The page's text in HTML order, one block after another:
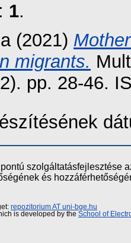
1.
(2021)
migrants.
pp. 28-46.
szolgáltatásfejlesztése
és
repozitorium AT uni-bge.hu
is developed by the School of